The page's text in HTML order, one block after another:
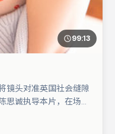
99:13
镜头对准英国社会缝隙
思诚执导本片，在场面
等，角色动机前后呼